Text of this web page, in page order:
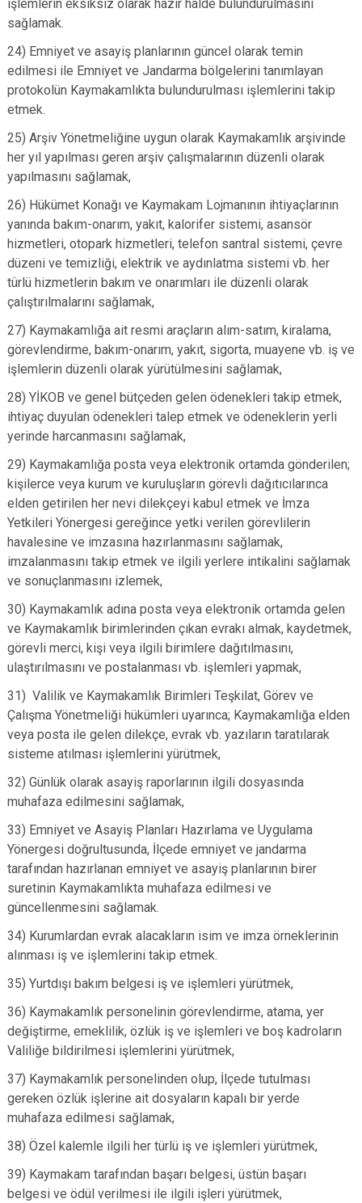
işlemlerin eksiksiz olarak hazır halde bulundurulmasını
sağlamak.
24) Emniyet ve asayiş planlarının güncel olarak temin
edilmesi ile Emniyet ve Jandarma bölgelerini tanımlayan
protokolün Kaymakamlıkta bulundurulması işlemlerini takip
etmek.
25) Arşiv Yönetmeliğine uygun olarak Kaymakamlık arşivinde
her yıl yapılması geren arşiv çalışmalarının düzenli olarak
yapılmasını sağlamak,
26) Hükümet Konağı ve Kaymakam Lojmanının ihtiyaçlarının
yanında bakım-onarım, yakıt, kalorifer sistemi, asansör
hizmetleri, otopark hizmetleri, telefon santral sistemi, çevre
düzeni ve temizliği, elektrik ve aydınlatma sistemi vb. her
türlü hizmetlerin bakım ve onarımları ile düzenli olarak
çalıştırılmalarını sağlamak,
27) Kaymakamlığa ait resmi araçların alım-satım, kiralama,
görevlendirme, bakım-onarım, yakıt, sigorta, muayene vb. iş ve
işlemlerin düzenli olarak yürütülmesini sağlamak,
28) YİKOB ve genel bütçeden gelen ödenekleri takip etmek,
ihtiyaç duyulan ödenekleri talep etmek ve ödeneklerin yerli
yerinde harcanmasını sağlamak,
29) Kaymakamlığa posta veya elektronik ortamda gönderilen;
kişilerce veya kurum ve kuruluşların görevli dağıtıcılarınca
elden getirilen her nevi dilekçeyi kabul etmek ve İmza
Yetkileri Yönergesi gereğince yetki verilen görevlilerin
havalesine ve imzasına hazırlanmasını sağlamak,
imzalanmasını takip etmek ve ilgili yerlere intikalini sağlamak
ve sonuçlanmasını izlemek,
30) Kaymakamlık adına posta veya elektronik ortamda gelen
ve Kaymakamlık birimlerinden çıkan evrakı almak, kaydetmek,
görevli merci, kişi veya ilgili birimlere dağıtılmasını,
ulaştırılmasını ve postalanması vb. işlemleri yapmak,
31) Valilik ve Kaymakamlık Birimleri Teşkilat, Görev ve
Çalışma Yönetmeliği hükümleri uyarınca; Kaymakamlığa elden
veya posta ile gelen dilekçe, evrak vb. yazıların taratılarak
sisteme atılması işlemlerini yürütmek,
32) Günlük olarak asayiş raporlarının ilgili dosyasında
muhafaza edilmesini sağlamak,
33) Emniyet ve Asayiş Planları Hazırlama ve Uygulama
Yönergesi doğrultusunda, İlçede emniyet ve jandarma
tarafından hazırlanan emniyet ve asayiş planlarının birer
suretinin Kaymakamlıkta muhafaza edilmesi ve
güncellenmesini sağlamak.
34) Kurumlardan evrak alacakların isim ve imza örneklerinin
alınması iş ve işlemlerini takip etmek.
35) Yurtdışı bakım belgesi iş ve işlemleri yürütmek,
36) Kaymakamlık personelinin görevlendirme, atama, yer
değiştirme, emeklilik, özlük iş ve işlemleri ve boş kadroların
Valiliğe bildirilmesi işlemlerini yürütmek,
37) Kaymakamlık personelinden olup, İlçede tutulması
gereken özlük işlerine ait dosyaların kapalı bir yerde
muhafaza edilmesi sağlamak,
38) Özel kalemle ilgili her türlü iş ve işlemleri yürütmek,
39) Kaymakam tarafından başarı belgesi, üstün başarı
belgesi ve ödül verilmesi ile ilgili işleri yürütmek,